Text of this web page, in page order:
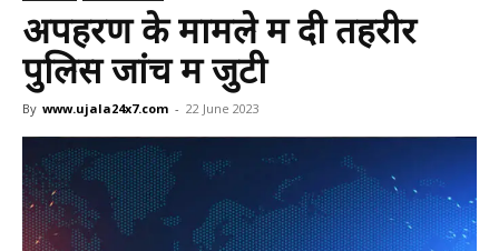
अपहरण के मामले में दी तहरीर
पुलिस जांच में जुटी
By www.ujala24x7.com - 22 June 2023